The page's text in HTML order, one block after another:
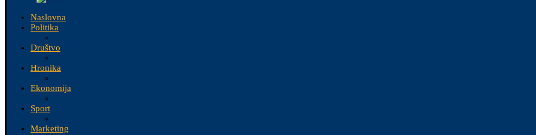
Naslovna
Politika
Društvo
Hronika
Ekonomija
Sport
Marketing